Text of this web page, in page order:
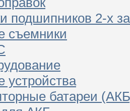
подшипников 2-х
съемники
устройства
батареи